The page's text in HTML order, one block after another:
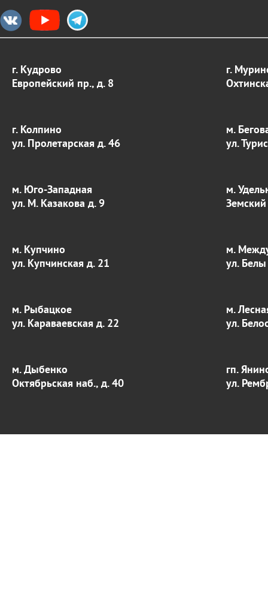
г. Кудрово
Европейский пр., д. 8
г.
г. Колпино
ул. Пролетарская д. 46
м.
ул.
м. Юго-Западная
ул. М. Казакова д. 9
м.
м. Купчино
ул. Купчинская д. 21
м.
ул.
м. Рыбацкое
ул. Караваевская д. 22
м.
ул.
м. Дыбенко
Октябрьская наб., д. 40
гп.
ул.